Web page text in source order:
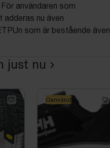
användaren som
nu även
som är bestående även
just nu
Oanvänd